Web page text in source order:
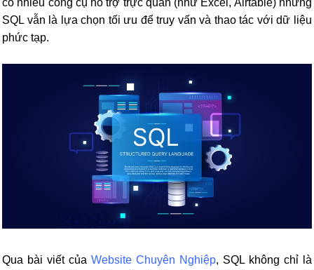
có nhiều công cụ hỗ trợ trực quan (như Excel, Airtable) nhưng
SQL vẫn là lựa chọn tối ưu để truy vấn và thao tác với dữ liệu
phức tạp.
Qua bài viết của Website Chuyên Nghiệp, SQL không chỉ là